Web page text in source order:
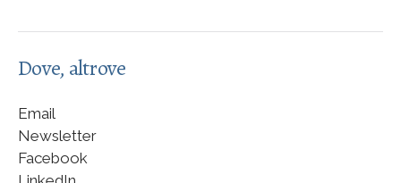
Dove, altrove
Email
Newsletter
Facebook